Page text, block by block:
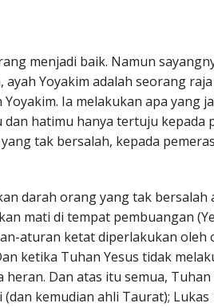
menjadi baik. Namun
ayah Yoyakim adalah seorang
Ia melakukan apa yang
dan hatimu hanya tertuju kepada
tak bersalah, kepada
darah orang yang tak bersalah
mati di tempat pembuangan
aturan ketat diperlakukan oleh
ketika Tuhan Yesus tidak
Dan atas itu semua, Tuhan
kemudian ahli Taurat);